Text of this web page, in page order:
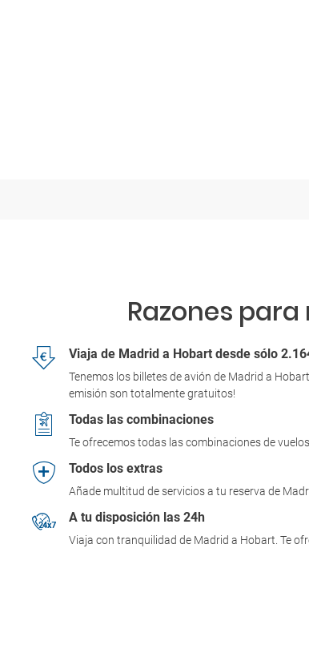
Razones
Viaja de Madrid a Hobart desde sólo
Tenemos los billetes de avión de Madrid a
emisión son totalmente gratuitos!
Todas las combinaciones
Te ofrecemos todas las combinaciones de
Todos los extras
Añade multitud de servicios a tu reserva de
A tu disposición las 24h
Viaja con tranquilidad de Madrid a Hobart. Te